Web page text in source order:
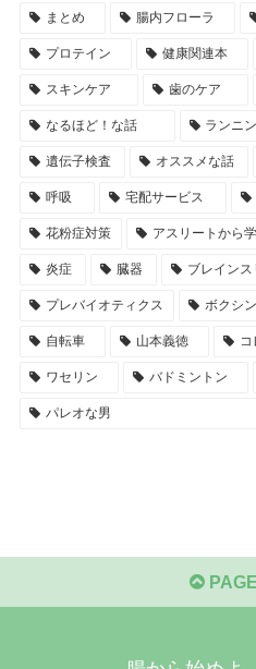
まとめ 腸内フローラ
プロテイン 健康関連本
スキンケア 歯のケア
なるほど！な話 ランニ
遺伝子検査 オススメな話
呼吸 宅配サービス
花粉症対策 アスリートから
炎症 臓器 ブレインス
プレバイオティクス ボクシ
自転車 山本義徳 コ
ワセリン バドミントン
パレオな男